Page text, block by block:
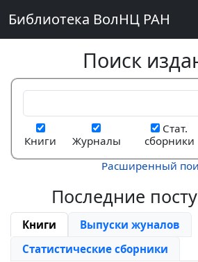
Библиотека ВолНЦ РАН
Поиск
Книги Журналы
Стат.
сборники
Расширенный
Последние
Книги
Выпуски жуналов
Статистические сборники